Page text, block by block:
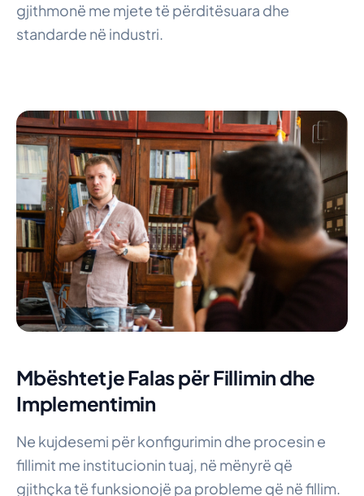
gjithmonë me mjete të përditësuara dhe
standarde në industri.
Mbështetje Falas për Fillimin dhe
Implementimin
Ne kujdesemi për konfigurimin dhe procesin e
fillimit me institucionin tuaj, në mënyrë që
gjithçka të funksionojë pa probleme që në fillim.